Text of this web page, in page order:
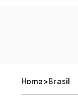
Home>Brasil